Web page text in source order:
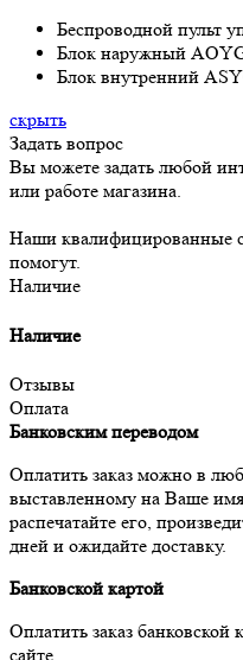
Беспроводной пульт
Блок наружный
Блок внутренний
скрыть
Задать вопрос
Вы можете задать любой
или работе магазина.
Наши квалифицированные
помогут.
Наличие
Наличие
Отзывы
Оплата
Банковским переводом
Оплатить заказ можно в
выставленному на Ваше
распечатайте его,
дней и ожидайте доставку.
Банковской картой
Оплатить заказ
сайте